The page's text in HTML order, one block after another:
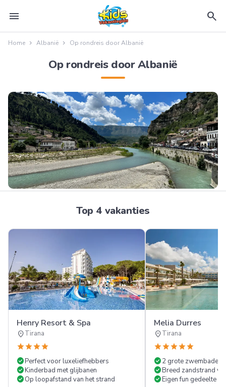
menu search
Home Albanië Op rondreis door Albanië
Op rondreis door Albanië
Top 4 vakanties
Henry Resort & Spa
location_onTirana
starstarstarstar
check_circlePerfect voor luxeliefhebbers
check_circleKinderbad met glijbanen
check_circleOp loopafstand van het strand
Melia Durres
location_onTirana
starstarstarstarstar
check_circle2 grote zwembaden
check_circleBreed zandstrand
check_circleEigen fun gedeelte